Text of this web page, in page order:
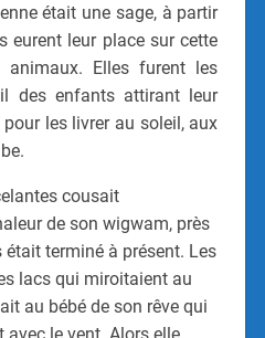
était une sage, à partir
eurent leur place sur cette
animaux. Elles furent les
des enfants attirant leur
les livrer au soleil, aux
cousait
de son wigwam, près
était terminé à présent. Les
lacs qui miroitaient au
au bébé de son rêve qui